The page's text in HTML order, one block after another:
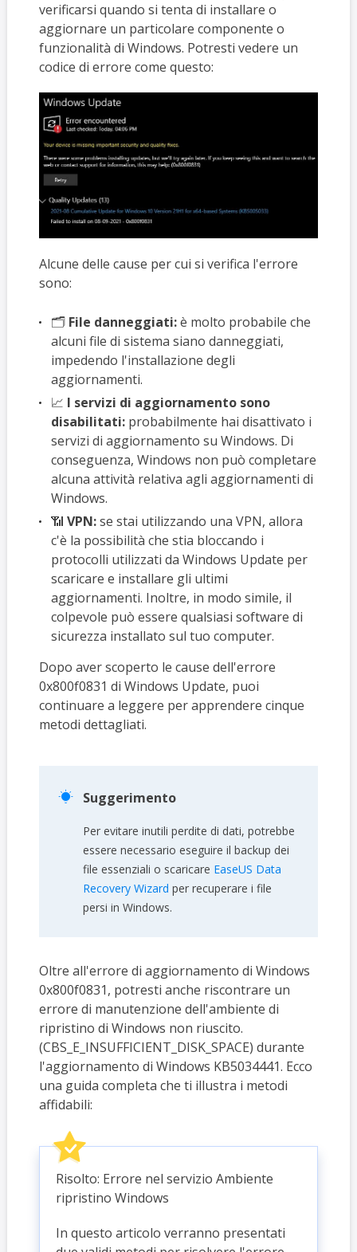
verificarsi quando si tenta di installare o
aggiornare un particolare componente o
funzionalità di Windows. Potresti vedere un
codice di errore come questo:
Alcune delle cause per cui si verifica l'errore
sono:
🗂️ File danneggiati:è molto probabile che
alcuni file di sistema siano danneggiati,
impedendo l'installazione degli
aggiornamenti.
📈 I servizi di aggiornamento sono
disabilitati:probabilmente hai disattivato i
servizi di aggiornamento su Windows. Di
conseguenza, Windows non può completare
alcuna attività relativa agli aggiornamenti di
Windows.
📶 VPN:se stai utilizzando una VPN, allora
c'è la possibilità che stia bloccando i
protocolli utilizzati da Windows Update per
scaricare e installare gli ultimi
aggiornamenti. Inoltre, in modo simile, il
colpevole può essere qualsiasi software di
sicurezza installato sul tuo computer.
Dopo aver scoperto le cause dell'errore
0x800f0831 di Windows Update, puoi
continuare a leggere per apprendere cinque
metodi dettagliati.
 Suggerimento
Per evitare inutili perdite di dati, potrebbe
essere necessario eseguire il backup dei
file essenziali o scaricare EaseUS Data
Recovery Wizard per recuperare i file
persi in Windows.
Oltre all'errore di aggiornamento di Windows
0x800f0831, potresti anche riscontrare un
errore di manutenzione dell'ambiente di
ripristino di Windows non riuscito.
(CBS_E_INSUFFICIENT_DISK_SPACE) durante
l'aggiornamento di Windows KB5034441. Ecco
una guida completa che ti illustra i metodi
affidabili:
Risolto: Errore nel servizio Ambiente
ripristino Windows
In questo articolo verranno presentati